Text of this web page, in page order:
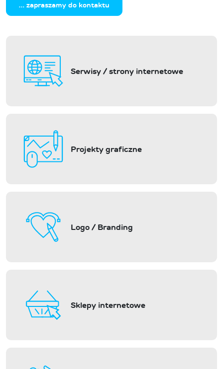
… zapraszamy do kontaktu
Serwisy / strony internetowe
Projekty graficzne
Logo / Branding
Sklepy internetowe